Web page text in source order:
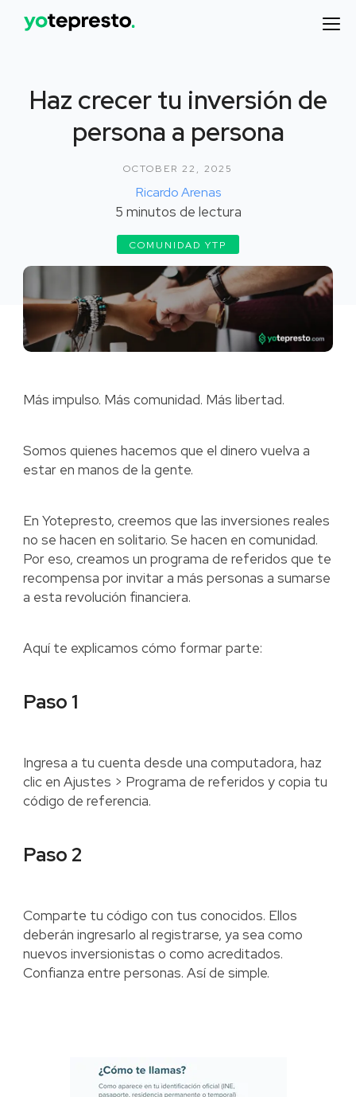
Haz crecer tu inversión de
persona a persona
OCTOBER 22, 2025
Ricardo Arenas
5 minutos de lectura
COMUNIDAD YTP
Más impulso. Más comunidad. Más libertad.
Somos quienes hacemos que el dinero vuelva a
estar en manos de la gente.
En Yotepresto, creemos que las inversiones reales
no se hacen en solitario. Se hacen en comunidad.
Por eso, creamos un programa de referidos que te
recompensa por invitar a más personas a sumarse
a esta revolución financiera.
Aquí te explicamos cómo formar parte:
Paso 1
Ingresa a tu cuenta desde una computadora, haz
clic en Ajustes > Programa de referidos y copia tu
código de referencia.
Paso 2
Comparte tu código con tus conocidos. Ellos
deberán ingresarlo al registrarse, ya sea como
nuevos inversionistas o como acreditados.
Confianza entre personas. Así de simple.